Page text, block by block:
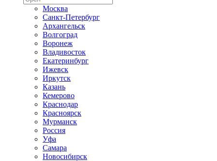
Москва
Санкт-Петербург
Архангельск
Волгоград
Воронеж
Владивосток
Екатеринбург
Ижевск
Иркутск
Казань
Кемерово
Краснодар
Красноярск
Мурманск
Россия
Уфа
Самара
Новосибирск